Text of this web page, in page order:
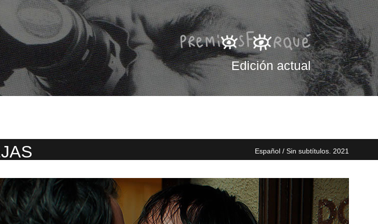
Edición actual
Español / Sin subtítulos. 2021